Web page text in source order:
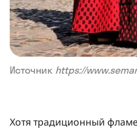
Источник https://
Хотя традиционный